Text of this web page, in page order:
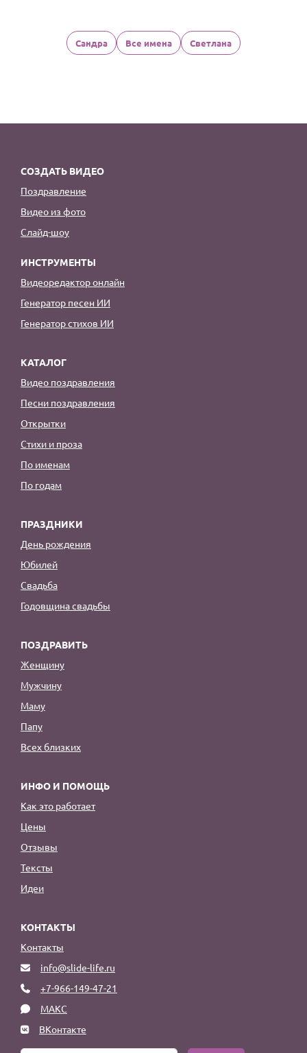
Сандра Все имена Светлана
СОЗДАТЬ ВИДЕО
Поздравление
Видео из фото
Слайд-шоу
ИНСТРУМЕНТЫ
Видеоредактор онлайн
Генератор песен ИИ
Генератор стихов ИИ
КАТАЛОГ
Видео поздравления
Песни поздравления
Открытки
Стихи и проза
По именам
По годам
ПРАЗДНИКИ
День рождения
Юбилей
Свадьба
Годовщина свадьбы
ПОЗДРАВИТЬ
Женщину
Мужчину
Маму
Папу
Всех близких
ИНФО И ПОМОЩЬ
Как это работает
Цены
Отзывы
Тексты
Идеи
КОНТАКТЫ
Контакты
info@slide-life.ru
+7-966-149-47-21
МАКС
ВКонтакте